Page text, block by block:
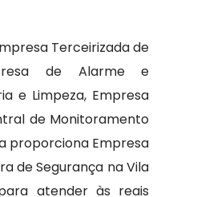
Terceirizada de
de Alarme e
e Limpeza, Empresa
de Monitoramento
proporciona Empresa
de Segurança na Vila
atender às reais